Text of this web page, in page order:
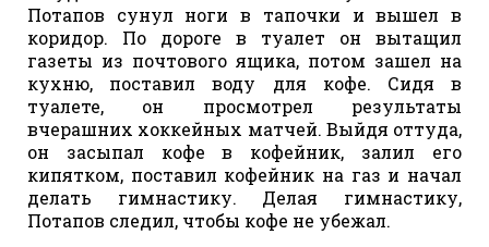
Потапов сунул ноги в тапочки и вышел в
коридор. По дороге в туалет он вытащил
газеты из почтового ящика, потом зашел на
кухню, поставил воду для кофе. Сидя в
туалете, он просмотрел результаты
вчерашних хоккейных матчей. Выйдя оттуда,
он засыпал кофе в кофейник, залил его
кипятком, поставил кофейник на газ и начал
делать гимнастику. Делая гимнастику,
Потапов следил, чтобы кофе не убежал.